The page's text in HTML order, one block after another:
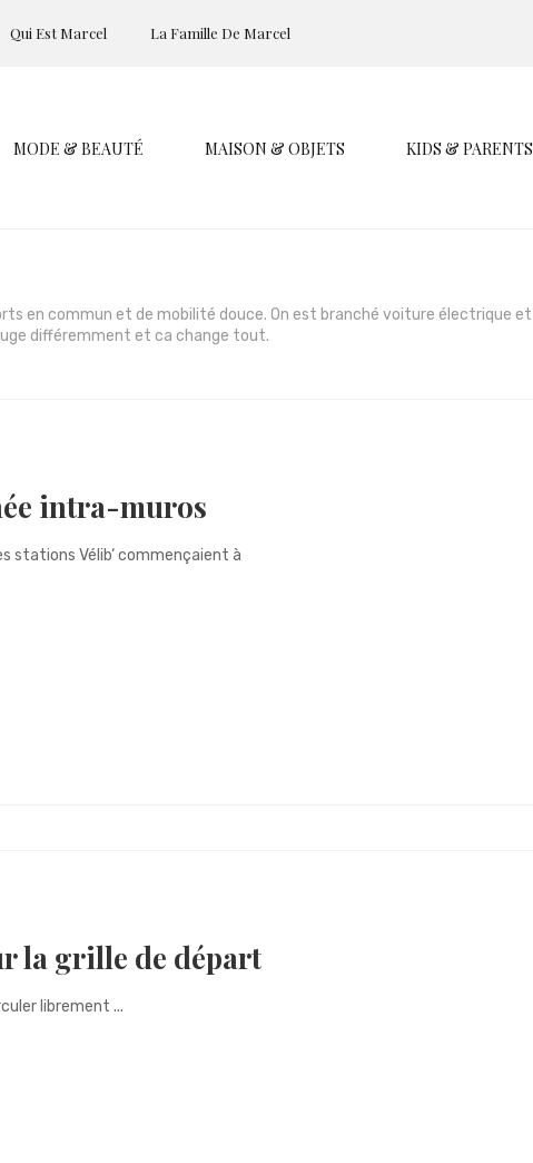
Qui Est Marcel La Famille De Marcel
MODE & BEAUTÉ MAISON & OBJETS KIDS & PARENTS
en commun et de mobilité douce. On est branché voiture électrique et
différemment et ca change tout.
intra-muros
stations Vélib‘ commençaient à
la grille de départ
librement ...